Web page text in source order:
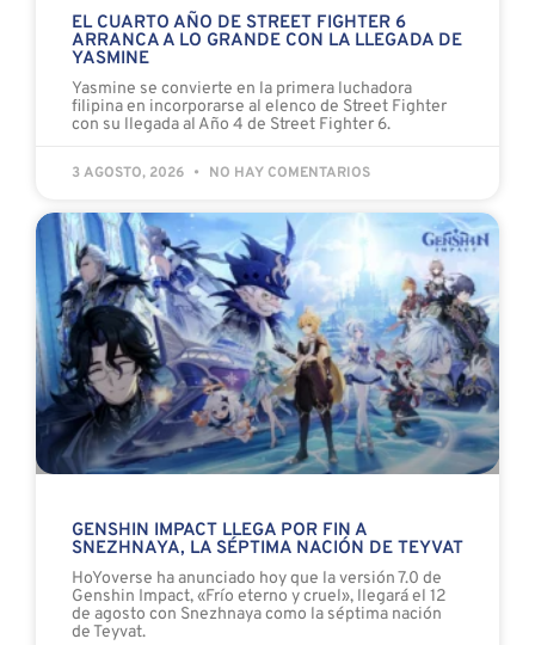
EL CUARTO AÑO DE STREET FIGHTER 6
ARRANCA A LO GRANDE CON LA LLEGADA DE
YASMINE
Yasmine se convierte en la primera luchadora
filipina en incorporarse al elenco de Street Fighter
con su llegada al Año 4 de Street Fighter 6.
3 AGOSTO, 2026 NO HAY COMENTARIOS
GENSHIN IMPACT LLEGA POR FIN A
SNEZHNAYA, LA SÉPTIMA NACIÓN DE TEYVAT
HoYoverse ha anunciado hoy que la versión 7.0 de
Genshin Impact, «Frío eterno y cruel», llegará el 12
de agosto con Snezhnaya como la séptima nación
de Teyvat.